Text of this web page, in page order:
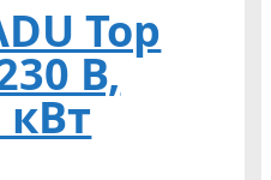
Top
В,
кВт